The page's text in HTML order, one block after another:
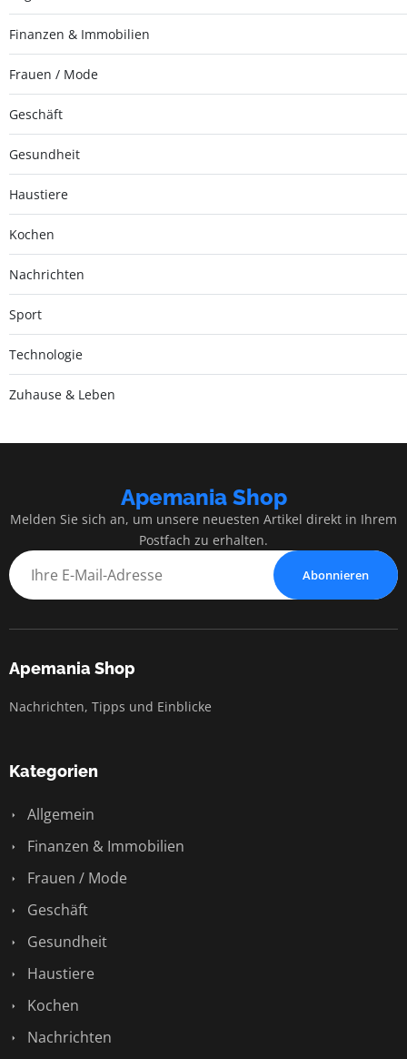
Finanzen & Immobilien
Frauen / Mode
Geschäft
Gesundheit
Haustiere
Kochen
Nachrichten
Sport
Technologie
Zuhause & Leben
Apemania Shop
Melden Sie sich an, um unsere neuesten Artikel direkt in Ihrem
Postfach zu erhalten.
Abonnieren
Apemania Shop
Nachrichten, Tipps und Einblicke
Kategorien
Allgemein
Finanzen & Immobilien
Frauen / Mode
Geschäft
Gesundheit
Haustiere
Kochen
Nachrichten